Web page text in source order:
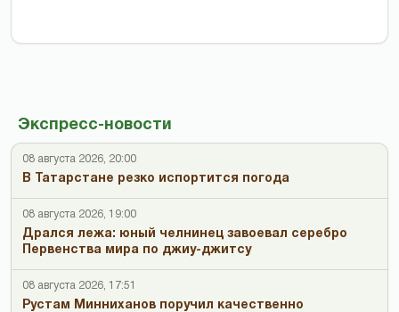
Экспресс-новости
08 августа 2026, 20:00
В Татарстане резко испортится погода
08 августа 2026, 19:00
Дрался лежа: юный челнинец завоевал серебро
Первенства мира по джиу-джитсу
08 августа 2026, 17:51
Рустам Минниханов поручил качественно